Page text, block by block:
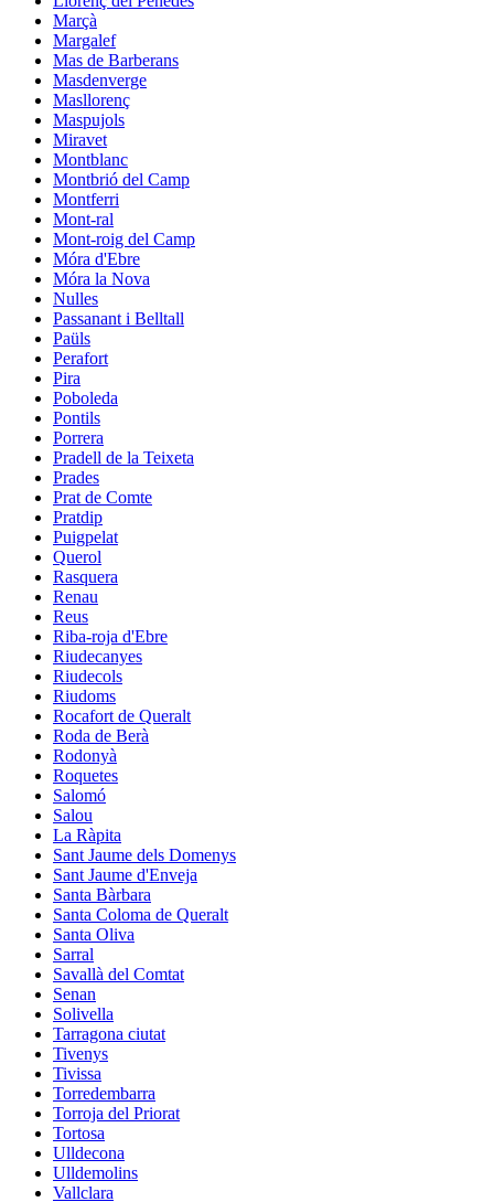
Marçà
Margalef
Mas de Barberans
Masdenverge
Masllorenç
Maspujols
Miravet
Montblanc
Montbrió del Camp
Montferri
Mont-ral
Mont-roig del Camp
Móra d'Ebre
Móra la Nova
Nulles
Passanant i Belltall
Paüls
Perafort
Pira
Poboleda
Pontils
Porrera
Pradell de la Teixeta
Prades
Prat de Comte
Pratdip
Puigpelat
Querol
Rasquera
Renau
Reus
Riba-roja d'Ebre
Riudecanyes
Riudecols
Riudoms
Rocafort de Queralt
Roda de Berà
Rodonyà
Roquetes
Salomó
Salou
La Ràpita
Sant Jaume dels Domenys
Sant Jaume d'Enveja
Santa Bàrbara
Santa Coloma de Queralt
Santa Oliva
Sarral
Savallà del Comtat
Senan
Solivella
Tarragona ciutat
Tivenys
Tivissa
Torredembarra
Torroja del Priorat
Tortosa
Ulldecona
Ulldemolins
Vallclara